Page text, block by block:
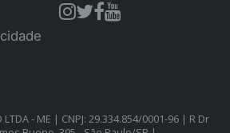
LTDA - ME | CNPJ: 29.334.854/0001-96 | R Dr